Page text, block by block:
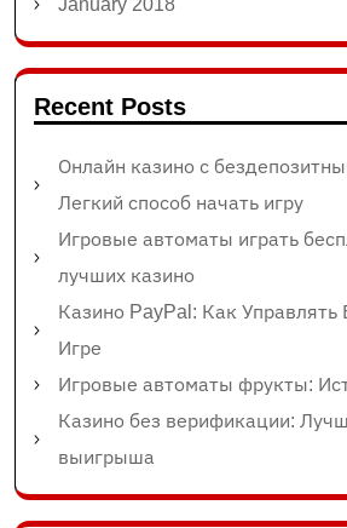
January 2018
Recent Posts
Онлайн казино с
Легкий способ начать игру
Игровые автоматы играть
лучших казино
Казино PayPal: Как
Игре
Игровые автоматы фрукты:
Казино без верификации:
выигрыша